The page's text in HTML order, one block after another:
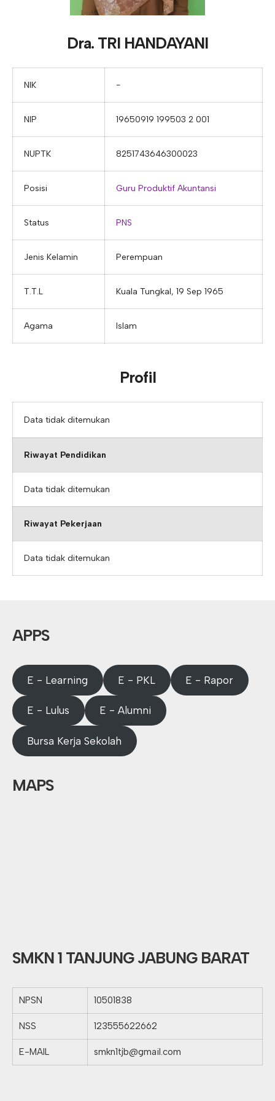
Tupoksi Wakil Bidang Sarana Prasarana
Tupoksi Wakil Bidang Kesiswaan
Tupoksi Guru Piket
Tupoksi Ketua Kons. Keahlian
Tupoksi Kepala Tata Usaha
Tupoksi Bendahara BOS
Tupoksi Bendahara Komite
Tupoksi Perpustakaan
Dra. TRI HANDAYANI
NIK −
NIP 19650919 199503 2 001
NUPTK 8251743646300023
Posisi Guru Produktif Akuntansi
Status PNS
Jenis Kelamin Perempuan
T.T.L Kuala Tungkal, 19 Sep 1965
Agama Islam
Profil
Data tidak ditemukan
Riwayat Pendidikan
Data tidak ditemukan
Riwayat Pekerjaan
Data tidak ditemukan
APPS
E - Learning E - PKL E - Rapor
E - Lulus E - Alumni
Bursa Kerja Sekolah
MAPS
SMKN 1 TANJUNG JABUNG BARAT
NPSN 10501838
NSS 123555622662
E-MAIL smkn1tjb@gmail.com